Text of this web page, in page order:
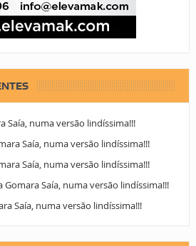
Saía, numa versão lindíssima!!!
Saía, numa versão lindíssima!!!
Saía, numa versão lindíssima!!!
Gomara Saía, numa versão lindíssima!!!
Saía, numa versão lindíssima!!!